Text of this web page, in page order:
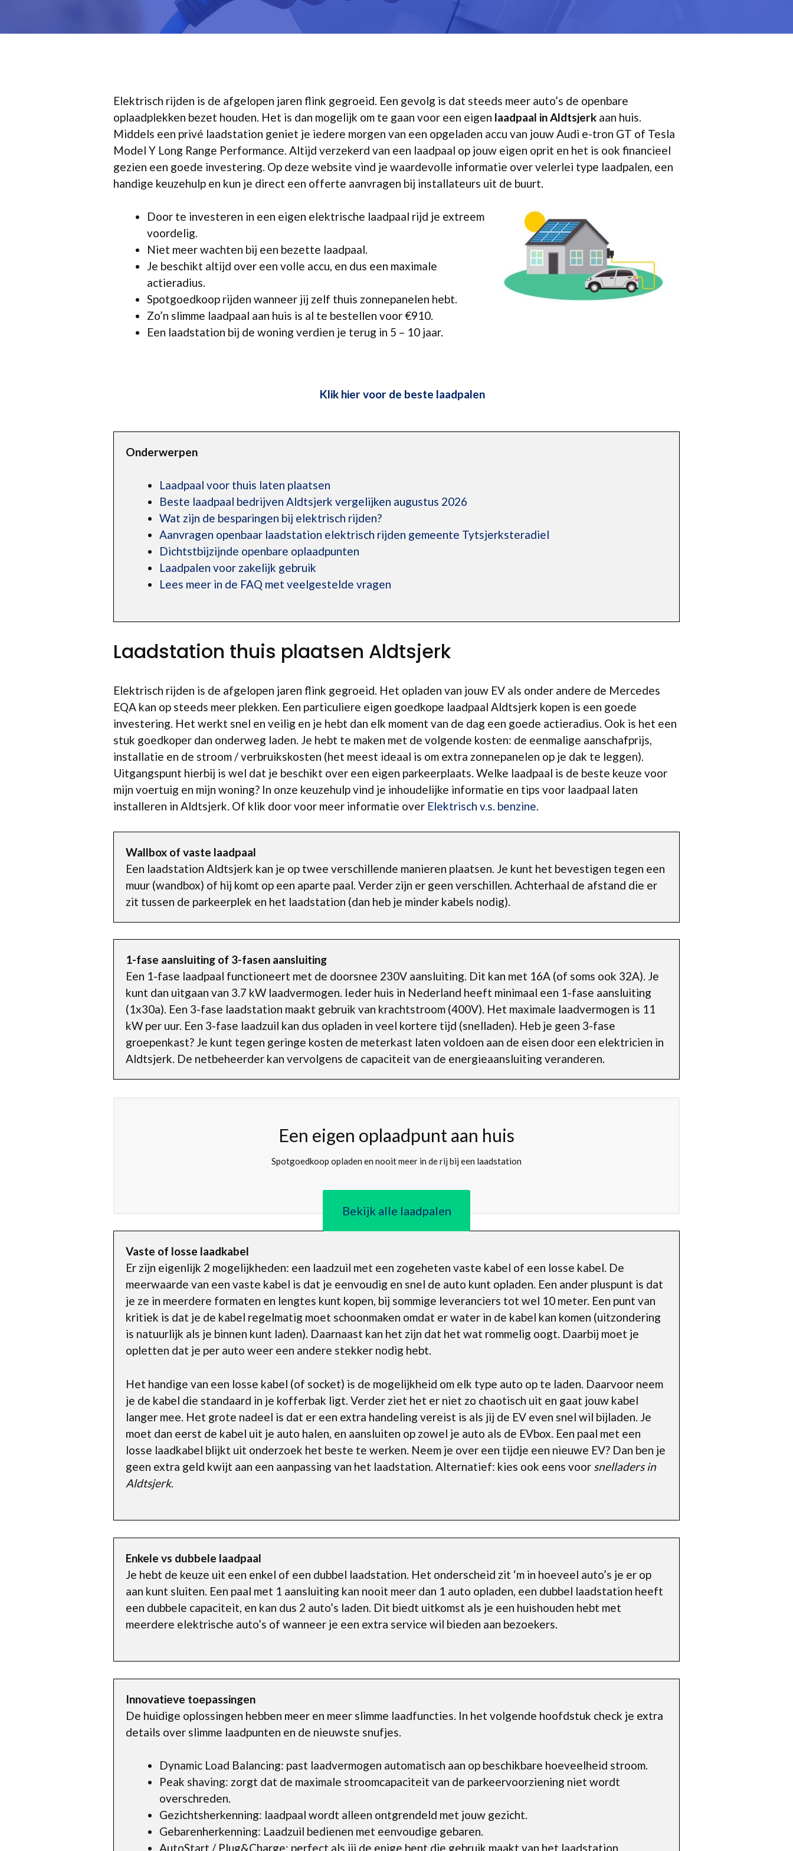
Elektrisch rijden is de afgelopen jaren flink gegroeid. Een gevolg is dat steeds meer auto’s de openbare
oplaadplekken bezet houden. Het is dan mogelijk om te gaan voor een eigen laadpaal in Aldtsjerk aan huis.
Middels een privé laadstation geniet je iedere morgen van een opgeladen accu van jouw Audi e-tron GT of Tesla
Model Y Long Range Performance. Altijd verzekerd van een laadpaal op jouw eigen oprit en het is ook financieel
gezien een goede investering. Op deze website vind je waardevolle informatie over velerlei type laadpalen, een
handige keuzehulp en kun je direct een offerte aanvragen bij installateurs uit de buurt.
Door te investeren in een eigen elektrische laadpaal rijd je extreem
voordelig.
Niet meer wachten bij een bezette laadpaal.
Je beschikt altijd over een volle accu, en dus een maximale
actieradius.
Spotgoedkoop rijden wanneer jij zelf thuis zonnepanelen hebt.
Zo’n slimme laadpaal aan huis is al te bestellen voor €910.
Een laadstation bij de woning verdien je terug in 5 – 10 jaar.
Klik hier voor de beste laadpalen
Onderwerpen
Laadpaal voor thuis laten plaatsen
Beste laadpaal bedrijven Aldtsjerk vergelijken augustus 2026
Wat zijn de besparingen bij elektrisch rijden?
Aanvragen openbaar laadstation elektrisch rijden gemeente Tytsjerksteradiel
Dichtstbijzijnde openbare oplaadpunten
Laadpalen voor zakelijk gebruik
Lees meer in de FAQ met veelgestelde vragen
Laadstation thuis plaatsen Aldtsjerk
Elektrisch rijden is de afgelopen jaren flink gegroeid. Het opladen van jouw EV als onder andere de Mercedes
EQA kan op steeds meer plekken. Een particuliere eigen goedkope laadpaal Aldtsjerk kopen is een goede
investering. Het werkt snel en veilig en je hebt dan elk moment van de dag een goede actieradius. Ook is het een
stuk goedkoper dan onderweg laden. Je hebt te maken met de volgende kosten: de eenmalige aanschafprijs,
installatie en de stroom / verbruikskosten (het meest ideaal is om extra zonnepanelen op je dak te leggen).
Uitgangspunt hierbij is wel dat je beschikt over een eigen parkeerplaats. Welke laadpaal is de beste keuze voor
mijn voertuig en mijn woning? In onze keuzehulp vind je inhoudelijke informatie en tips voor laadpaal laten
installeren in Aldtsjerk. Of klik door voor meer informatie over Elektrisch v.s. benzine.
Wallbox of vaste laadpaal
Een laadstation Aldtsjerk kan je op twee verschillende manieren plaatsen. Je kunt het bevestigen tegen een
muur (wandbox) of hij komt op een aparte paal. Verder zijn er geen verschillen. Achterhaal de afstand die er
zit tussen de parkeerplek en het laadstation (dan heb je minder kabels nodig).
1-fase aansluiting of 3-fasen aansluiting
Een 1-fase laadpaal functioneert met de doorsnee 230V aansluiting. Dit kan met 16A (of soms ook 32A). Je
kunt dan uitgaan van 3.7 kW laadvermogen. Ieder huis in Nederland heeft minimaal een 1-fase aansluiting
(1x30a). Een 3-fase laadstation maakt gebruik van krachtstroom (400V). Het maximale laadvermogen is 11
kW per uur. Een 3-fase laadzuil kan dus opladen in veel kortere tijd (snelladen). Heb je geen 3-fase
groepenkast? Je kunt tegen geringe kosten de meterkast laten voldoen aan de eisen door een elektricien in
Aldtsjerk. De netbeheerder kan vervolgens de capaciteit van de energieaansluiting veranderen.
Een eigen oplaadpunt aan huis
Spotgoedkoop opladen en nooit meer in de rij bij een laadstation
Bekijk alle laadpalen
Vaste of losse laadkabel
Er zijn eigenlijk 2 mogelijkheden: een laadzuil met een zogeheten vaste kabel of een losse kabel. De
meerwaarde van een vaste kabel is dat je eenvoudig en snel de auto kunt opladen. Een ander pluspunt is dat
je ze in meerdere formaten en lengtes kunt kopen, bij sommige leveranciers tot wel 10 meter. Een punt van
kritiek is dat je de kabel regelmatig moet schoonmaken omdat er water in de kabel kan komen (uitzondering
is natuurlijk als je binnen kunt laden). Daarnaast kan het zijn dat het wat rommelig oogt. Daarbij moet je
opletten dat je per auto weer een andere stekker nodig hebt.
Het handige van een losse kabel (of socket) is de mogelijkheid om elk type auto op te laden. Daarvoor neem
je de kabel die standaard in je kofferbak ligt. Verder ziet het er niet zo chaotisch uit en gaat jouw kabel
langer mee. Het grote nadeel is dat er een extra handeling vereist is als jij de EV even snel wil bijladen. Je
moet dan eerst de kabel uit je auto halen, en aansluiten op zowel je auto als de EVbox. Een paal met een
losse laadkabel blijkt uit onderzoek het beste te werken. Neem je over een tijdje een nieuwe EV? Dan ben je
geen extra geld kwijt aan een aanpassing van het laadstation. Alternatief: kies ook eens voor snelladers in
Aldtsjerk.
Enkele vs dubbele laadpaal
Je hebt de keuze uit een enkel of een dubbel laadstation. Het onderscheid zit ‘m in hoeveel auto’s je er op
aan kunt sluiten. Een paal met 1 aansluiting kan nooit meer dan 1 auto opladen, een dubbel laadstation heeft
een dubbele capaciteit, en kan dus 2 auto’s laden. Dit biedt uitkomst als je een huishouden hebt met
meerdere elektrische auto’s of wanneer je een extra service wil bieden aan bezoekers.
Innovatieve toepassingen
De huidige oplossingen hebben meer en meer slimme laadfuncties. In het volgende hoofdstuk check je extra
details over slimme laadpunten en de nieuwste snufjes.
Dynamic Load Balancing: past laadvermogen automatisch aan op beschikbare hoeveelheid stroom.
Peak shaving: zorgt dat de maximale stroomcapaciteit van de parkeervoorziening niet wordt
overschreden.
Gezichtsherkenning: laadpaal wordt alleen ontgrendeld met jouw gezicht.
Gebarenherkenning: Laadzuil bedienen met eenvoudige gebaren.
AutoStart / Plug&Charge: perfect als jij de enige bent die gebruik maakt van het laadstation.